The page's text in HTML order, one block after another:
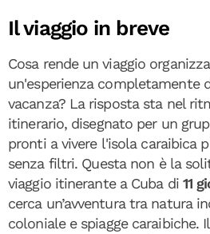
Il viaggio in breve
Cosa rende un viaggio
un'esperienza completamente
vacanza? La risposta sta nel
itinerario, disegnato per un
pronti a vivere l'isola caraibica
senza filtri. Questa non è la
viaggio itinerante a Cuba di11
cerca un’avventura tra natura
coloniale e spiagge caraibiche.